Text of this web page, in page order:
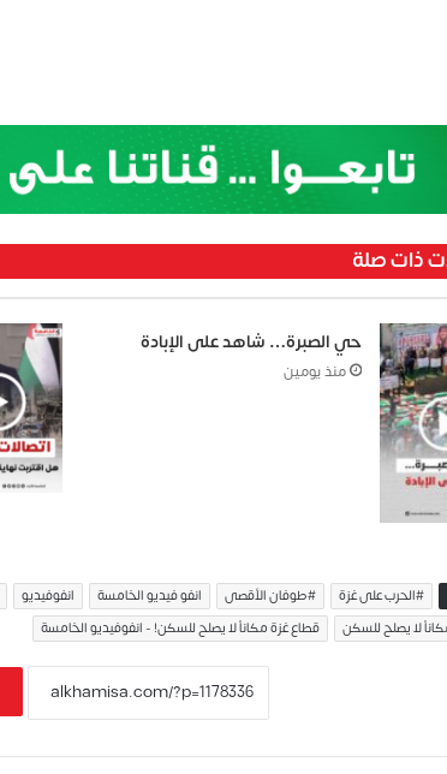
ذات صلة
حي الصبرة… شاهد على الإبادة
منذ يومين
#الحرب على غزة #طوفان الأقصى انفو فيديو الخامسة انفوفيديو
لا يصلح للسكن
قطاع غزة مكاناً لا يصلح للسكن! - انفوفيديو الخامسة